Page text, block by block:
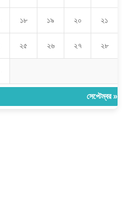
১৮ ১৯ ২০ ২১
২৫ ২৬ ২৭ ২৮
সেপ্টেম্বর »